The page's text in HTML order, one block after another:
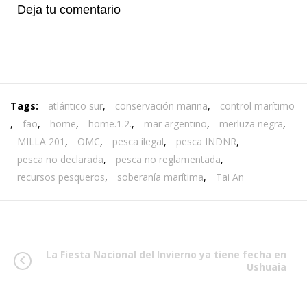
Deja tu comentario
Tags: atlántico sur, conservación marina,
control marítimo
,
fao, home, home.1.2., mar argentino, merluza negra,
MILLA 201 , OMC, pesca ilegal, pesca INDNR,
pesca no declarada, pesca no reglamentada,
recursos pesqueros, soberanía marítima, Tai An
La Fiesta Nacional del Invierno ya tiene fecha en
Ushuaia